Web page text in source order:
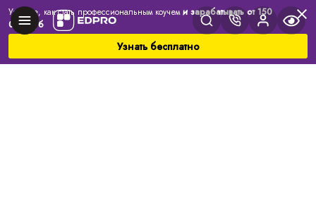
Узнайте, как стать профессиональным коучеми зарабатывать от 150
000 руб
Узнать бесплатно